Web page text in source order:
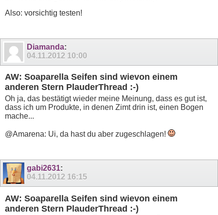
Also: vorsichtig testen!
Diamanda:
04.11.2012 10:00
AW: Soaparella Seifen sind wievon einem
anderen Stern PlauderThread :-)
Oh ja, das bestätigt wieder meine Meinung, dass es gut ist,
dass ich um Produkte, in denen Zimt drin ist, einen Bogen
mache...
@Amarena: Ui, da hast du aber zugeschlagen!
gabi2631:
04.11.2012 16:15
AW: Soaparella Seifen sind wievon einem
anderen Stern PlauderThread :-)